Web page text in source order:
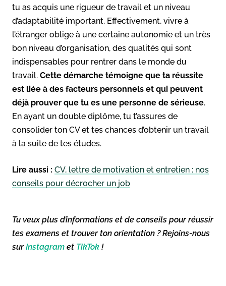
tu as acquis une rigueur de travail et un niveau
d’adaptabilité important. Effectivement, vivre à
l’étranger oblige à une certaine autonomie et un très
bon niveau d’organisation, des qualités qui sont
indispensables pour rentrer dans le monde du
travail. Cette démarche témoigne que ta réussite
est liée à des facteurs personnels et qui peuvent
déjà prouver que tu es une personne de sérieuse.
En ayant un double diplôme, tu t’assures de
consolider ton CV et tes chances d’obtenir un travail
à la suite de tes études.
Lire aussi : CV, lettre de motivation et entretien : nos
conseils pour décrocher un job
Tu veux plus d’informations et de conseils pour réussir
tes examens et trouver ton orientation ? Rejoins-nous
surInstagram et TikTok !